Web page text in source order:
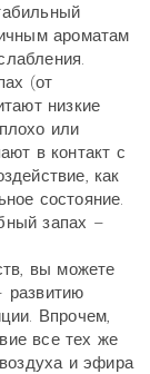
ароматам
(от
низкие
или
в контакт с
как
состояние.
запах –
вы можете
развитию
Впрочем,
все тех же
и эфира